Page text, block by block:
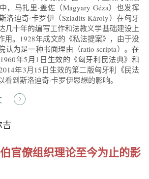
，马扎里·盖佐（Magyary Géza）也发挥
洛迪奇·卡罗伊（Szladits Károly）在匈牙
几十年的编写工作和法教义学基础建设上
用。1928年成文的《私法提案》，由于没
认为是一种书面理由（ratio scripta）。在
年5月1日生效的《匈牙利民法典》和
年3月15日生效的第二版匈牙利《民法
看到斯洛迪奇·卡罗伊思想的影响。
吉
官僚组织理论至今为止的影